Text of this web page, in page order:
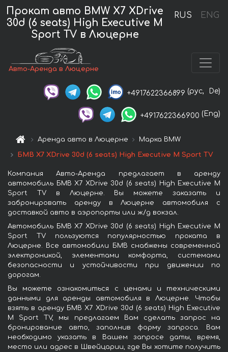
RUS ENG
Прокат авто BMW X7 XDrive
30d (6 seats) High Executive M
Sport TV в Люцерне
Авто-Аренда в Люцерне
+4917622366899 (рус, De)
+4917622366900 (Eng)
Аренда авто в Люцерне Марка BMW
БМВ X7 XDrive 30d (6 seats) High Executive M Sport TV
Компания Авто-Аренда предлагает в аренду
автомобиль БМВ X7 XDrive 30d (6 seats) High Executive M
Sport TV в Люцерне. Вы можете заказать и
забронировать аренду в Люцерне автомобиля с
доставкой авто в аэропорты или ж/д вокзал.
Автомобиль БМВ X7 XDrive 30d (6 seats) High Executive M
Sport TV пользуются популярностью проката в
Люцерне. Все автомобили БМВ снабжены современной
электроникой, элементами комфорта, системами
безопасности и устойчивости при движении по
дорогам.
Вы можете ознакомиться с ценами и техническими
данными для аренды автомобиля в Люцерне. Чтобы
взять в аренду БМВ X7 XDrive 30d (6 seats) High Executive
M Sport TV, мы предлагаем Вам сделать запрос на
бронирование авто, заполнив форму запроса. Вам
необходимо указать в Вашем запросе даты, время,
место или адрес в Швейцарии, где Вы хотите получить